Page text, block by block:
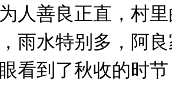
人善良正直，村
雨水特别多，阿
看到了秋收的时